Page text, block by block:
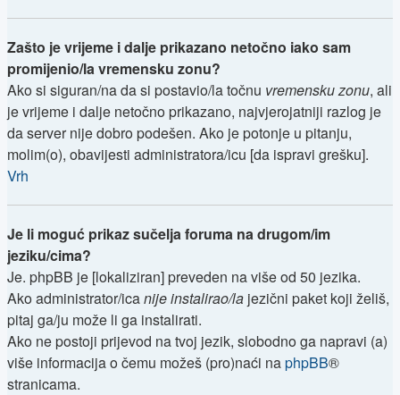
Zašto je vrijeme i dalje prikazano netočno iako sam
promijenio/la vremensku zonu?
Ako si siguran/na da si postavio/la točnu vremensku zonu, ali
je vrijeme i dalje netočno prikazano, najvjerojatniji razlog je
da server nije dobro podešen. Ako je potonje u pitanju,
molim(o), obavijesti administratora/icu [da ispravi grešku].
Vrh
Je li moguć prikaz sučelja foruma na drugom/im
jeziku/cima?
Je. phpBB je [lokaliziran] preveden na više od 50 jezika.
Ako administrator/icanije instalirao/la jezični paket koji želiš,
pitaj ga/ju može li ga instalirati.
Ako ne postoji prijevod na tvoj jezik, slobodno ga napravi (a)
više informacija o čemu možeš (pro)naći naphpBB®
stranicama.